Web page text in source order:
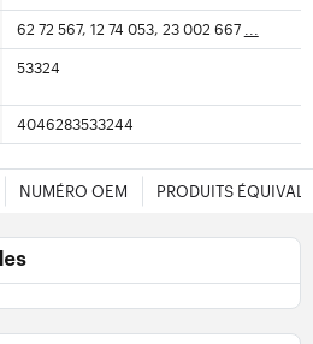
62 72 567, 12 74 053, 23 002 667
53324
4046283533244
NUMÉRO OEM PRODUITS